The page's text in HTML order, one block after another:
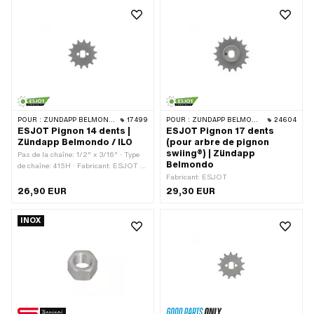
POUR : ZÜNDAPP BELMONDO · ILO / JLO 17499
ESJOT Pignon 14 dents |
Zündapp Belmondo / ILO
Pas de la chaîne: 1/2" x 3/16" · Type
de chaîne: 415H · Fabricant: ESJOT ·
de logement: Ø15 x SW10 · Nombre de
dents: 14 pcs
26,90 EUR
POUR : ZÜNDAPP BELMONDO · ZÜNDAPP 24604
ESJOT Pignon 17 dents
(pour arbre de pignon
swiing®) | Zündapp
Belmondo
Fabricant: ESJOT
29,30 EUR
INOX